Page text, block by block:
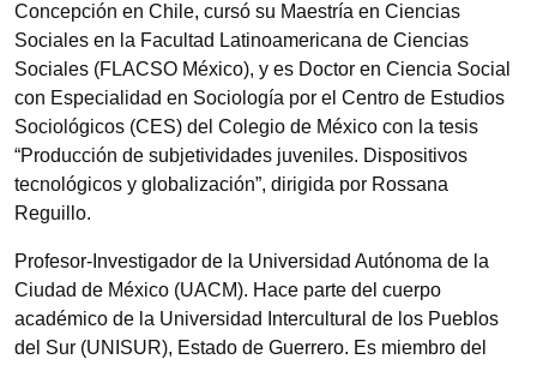
Concepción en Chile, cursó su Maestría en Ciencias
Sociales en la Facultad Latinoamericana de Ciencias
Sociales (FLACSO México), y es Doctor en Ciencia Social
con Especialidad en Sociología por el Centro de Estudios
Sociológicos (CES) del Colegio de México con la tesis
“Producción de subjetividades juveniles. Dispositivos
tecnológicos y globalización”, dirigida por Rossana
Reguillo.
Profesor-Investigador de la Universidad Autónoma de la
Ciudad de México (UACM). Hace parte del cuerpo
académico de la Universidad Intercultural de los Pueblos
del Sur (UNISUR), Estado de Guerrero. Es miembro del